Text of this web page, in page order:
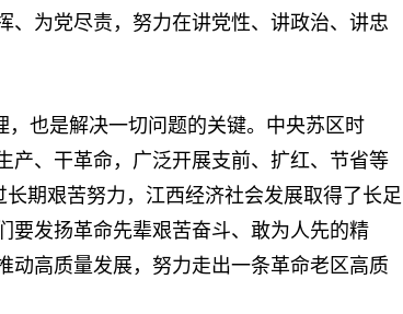
、为党尽责，努力在讲党性、讲政治、讲忠
也是解决一切问题的关键。中央苏区时
产、干革命，广泛开展支前、扩红、节省等
期艰苦努力，江西经济社会发展取得了长足
要发扬革命先辈艰苦奋斗、敢为人先的精
动高质量发展，努力走出一条革命老区高质